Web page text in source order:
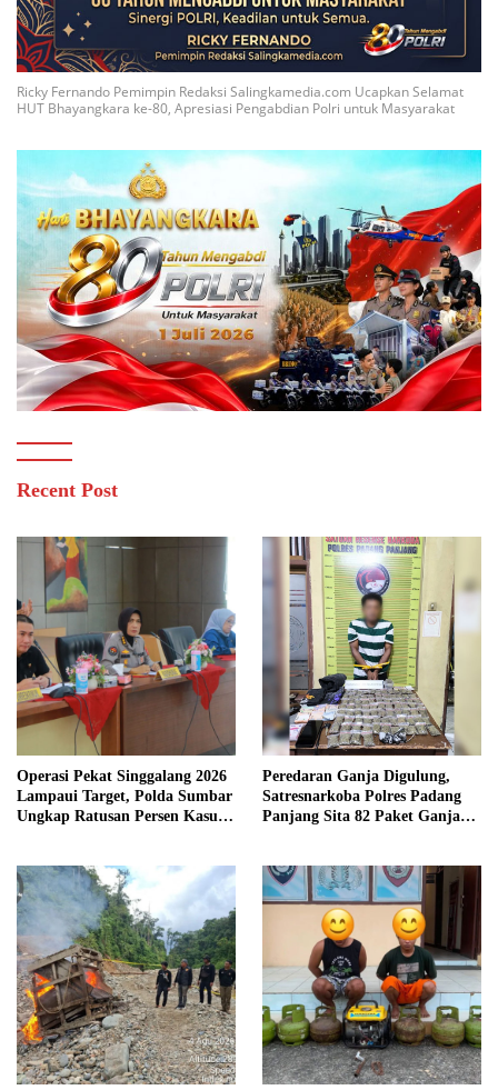
Ricky Fernando Pemimpin Redaksi Salingkamedia.com Ucapkan Selamat
HUT Bhayangkara ke-80, Apresiasi Pengabdian Polri untuk Masyarakat
Recent Post
Operasi Pekat Singgalang 2026
Lampaui Target, Polda Sumbar
Ungkap Ratusan Persen Kasus
Peredaran Ganja Digulung,
Satresnarkoba Polres Padang
Panjang Sita 82 Paket Ganja